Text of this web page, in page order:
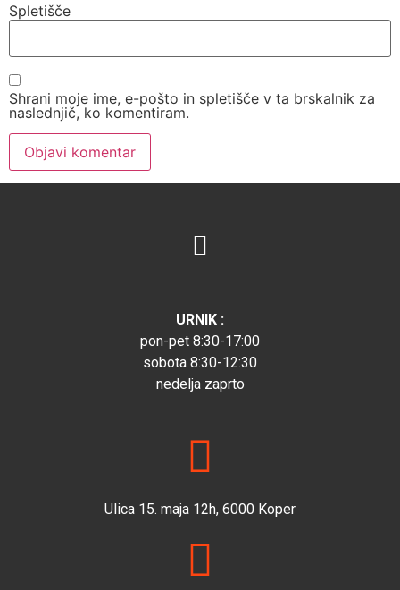
Spletišče
Shrani moje ime, e-pošto in spletišče v ta brskalnik za
naslednjič, ko komentiram.
URNIK :
pon-pet 8:30-17:00
sobota 8:30-12:30
nedelja zaprto
Ulica 15. maja 12h, 6000 Koper